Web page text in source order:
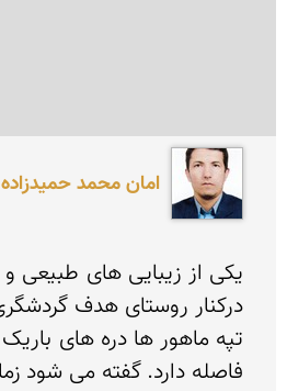
امان محمد حمیدزاده